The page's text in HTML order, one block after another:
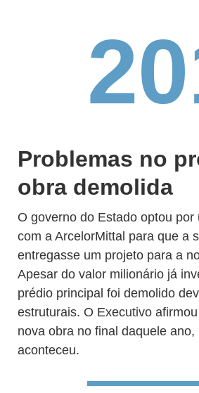
Problemas no
obra demolida
O governo do Estado optou por
com a ArcelorMittal para que a
entregasse um projeto para a
Apesar do valor milionário já
prédio principal foi demolido
estruturais. O Executivo
nova obra no final daquele
aconteceu.